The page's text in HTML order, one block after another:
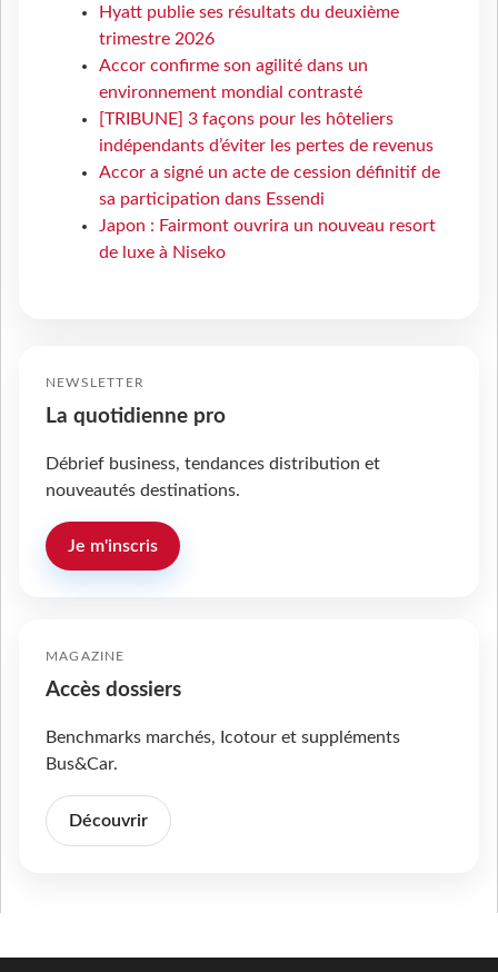
Hyatt publie ses résultats du deuxième
trimestre 2026
Accor confirme son agilité dans un
environnement mondial contrasté
[TRIBUNE] 3 façons pour les hôteliers
indépendants d’éviter les pertes de revenus
Accor a signé un acte de cession définitif de
sa participation dans Essendi
Japon : Fairmont ouvrira un nouveau resort
de luxe à Niseko
NEWSLETTER
La quotidienne pro
Débrief business, tendances distribution et
nouveautés destinations.
Je m'inscris
MAGAZINE
Accès dossiers
Benchmarks marchés, Icotour et suppléments
Bus&Car.
Découvrir